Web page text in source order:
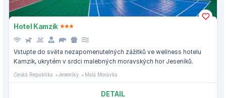
Hotel Kamzík
Vstupte do světa nezapomenutelných zážitků ve wellness hotelu
Kamzík, ukrytém v srdci malebných moravských hor Jeseníků.
Česká Republika Jeseníky Malá Morávka
DETAIL